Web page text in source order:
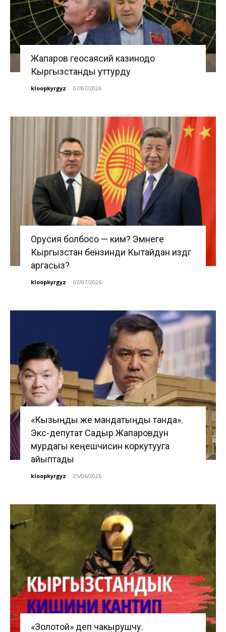
Жапаров геосаясий казинодо
Кыргызстанды уттурду
kloopkyrgyz - 07/07/2026
Орусия болбосо — ким? Эмнеге
Кыргызстан бензинди Кытайдан издөөгө
аргасыз?
kloopkyrgyz - 07/07/2026
«Кызыңды же мандатыңды танда».
Экс-депутат Садыр Жапаровдун
мурдагы кеңешчисин коркутууга
айыптады
kloopkyrgyz - 25/06/2026
«Золотой» деп чакырушчу.